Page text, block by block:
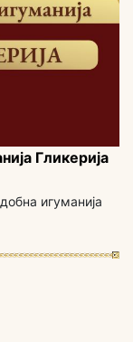
Гликерија
игуманија